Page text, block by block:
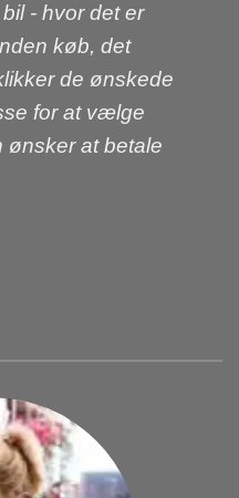
- hvor det er
køb, det
de ønskede
for at vælge
ønsker at betale